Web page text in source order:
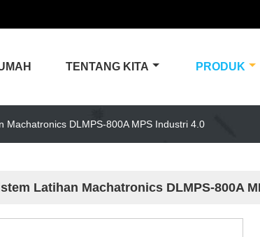
TENTANG KITA PRODUK
Machatronics DLMPS-800A MPS Industri 4.0
Latihan Machatronics DLMPS-800A